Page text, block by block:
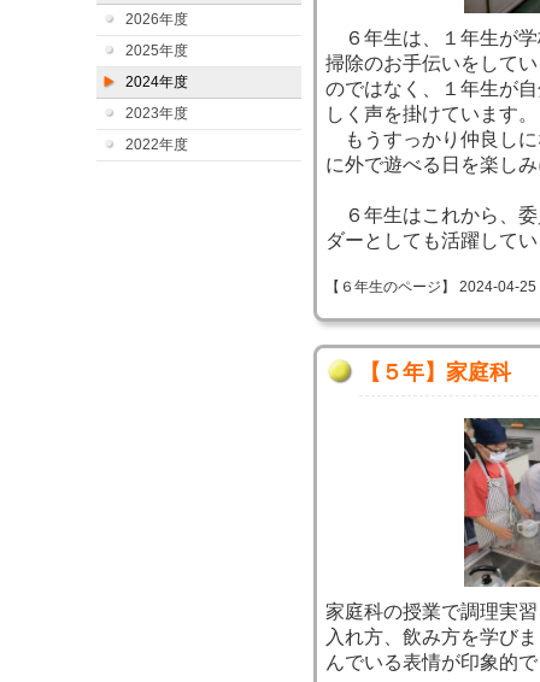
2026年度
2025年度
2024年度
2023年度
2022年度
６年生は、１年生が学
掃除のお手伝いをして
のではなく、１年生が
しく声を掛けています。
もうすっかり仲良しに
に外で遊べる日を楽し
６年生はこれから、委
ダーとしても活躍して
【６年生のページ】 2024-04-
【５年】家庭科
家庭科の授業で調理実
入れ方、飲み方を学び
んでいる表情が印象的